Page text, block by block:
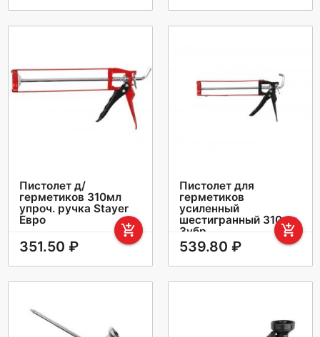
Пистолет д/
герметиков 310мл
упроч. ручка Stayer
Евро
add_shopping_cart
351.50 ₽
Пистолет для
герметиков
усиленный
шестигранный 310мл
Зубр
add_shopping_cart
539.80 ₽